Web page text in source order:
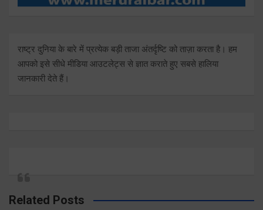
राष्ट्र दुनिया के बारे में प्रत्येक बड़ी ताजा अंतर्दृष्टि को ताज़ा करता है। हम
आपको इसे सीधे मीडिया आउटलेट्स से ज्ञात कराते हुए सबसे हालिया
जानकारी देते हैं।
Related Posts